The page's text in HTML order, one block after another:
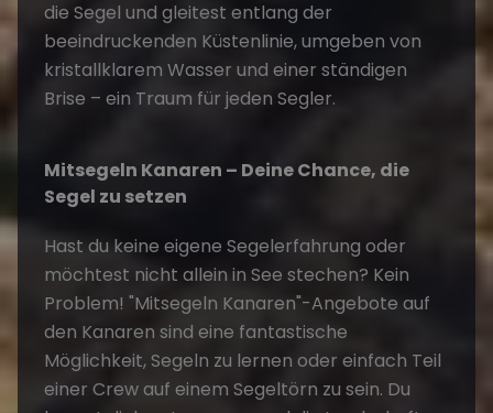
die Segel und gleitest entlang der
beeindruckenden Küstenlinie, umgeben von
kristallklarem Wasser und einer ständigen
Brise – ein Traum für jeden Segler.
Mitsegeln Kanaren – Deine Chance, die
Segel zu setzen
Hast du keine eigene Segelerfahrung oder
möchtest nicht allein in See stechen? Kein
Problem! "Mitsegeln Kanaren"-Angebote auf
den Kanaren sind eine fantastische
Möglichkeit, Segeln zu lernen oder einfach Teil
einer Crew auf einem Segeltörn zu sein. Du